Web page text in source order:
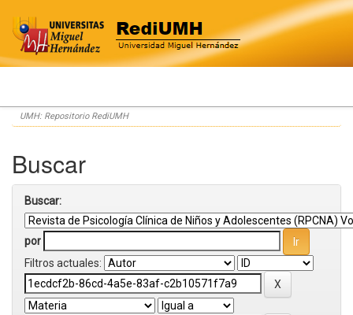
Skip
navigation
UMH: Repositorio RediUMH
Buscar
Buscar:
por
Filtros actuales: